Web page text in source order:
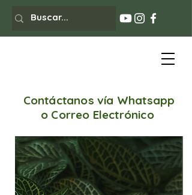
Contáctanos para
informacióny citas
Contáctanos vía Whatsapp
o Correo Electrónico